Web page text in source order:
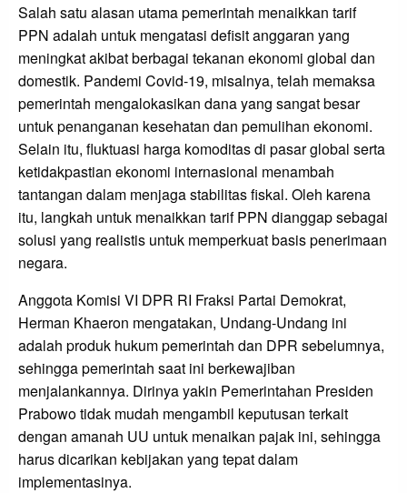
Salah satu alasan utama pemerintah menaikkan tarif
PPN adalah untuk mengatasi defisit anggaran yang
meningkat akibat berbagai tekanan ekonomi global dan
domestik. Pandemi Covid-19, misalnya, telah memaksa
pemerintah mengalokasikan dana yang sangat besar
untuk penanganan kesehatan dan pemulihan ekonomi.
Selain itu, fluktuasi harga komoditas di pasar global serta
ketidakpastian ekonomi internasional menambah
tantangan dalam menjaga stabilitas fiskal. Oleh karena
itu, langkah untuk menaikkan tarif PPN dianggap sebagai
solusi yang realistis untuk memperkuat basis penerimaan
negara.
Anggota Komisi VI DPR RI Fraksi Partai Demokrat,
Herman Khaeron mengatakan, Undang-Undang ini
adalah produk hukum pemerintah dan DPR sebelumnya,
sehingga pemerintah saat ini berkewajiban
menjalankannya. Dirinya yakin Pemerintahan Presiden
Prabowo tidak mudah mengambil keputusan terkait
dengan amanah UU untuk menaikan pajak ini, sehingga
harus dicarikan kebijakan yang tepat dalam
implementasinya.